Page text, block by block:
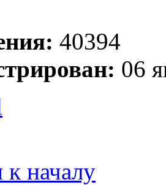
40394
06
к началу